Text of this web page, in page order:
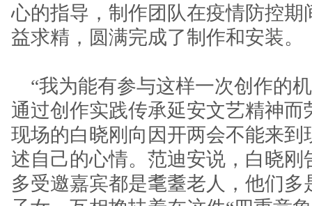
心的指导，制作团队在疫情防控期
益求精，圆满完成了制作和安装。
“我为能有参与这样一次创作的
通过创作实践传承延安文艺精神而
现场的白晓刚向因开两会不能来到
述自己的心情。范迪安说，白晓刚
多受邀嘉宾都是耄耋老人，他们